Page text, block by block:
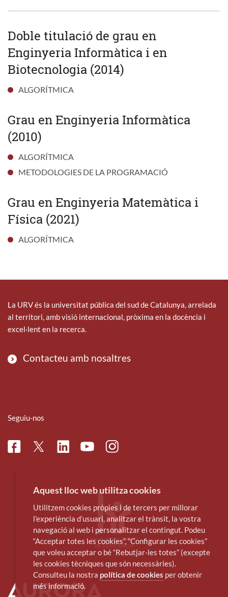
Doble titulació de grau en
Enginyeria Informàtica i en
Biotecnologia (2014)
ALGORÍTMICA
Grau en Enginyeria Informàtica
(2010)
ALGORÍTMICA
METODOLOGIES DE LA PROGRAMACIÓ
Grau en Enginyeria Matemàtica i
Física (2021)
ALGORÍTMICA
La URV és la universitat pública del sud de Catalunya, arrelada
al territori, amb visió internacional, pròxima en la docència i
excel·lent en la recerca.
Contacteu amb nosaltres
Seguiu-nos
FacebookTwitterLinkedinYoutubeInstagram
Aquest lloc web utilitza cookies
Utilitzem cookies pròpies i de tercers per millorar
l’experiència d’usuari, analitzar el trànsit, la vostra
navegació al web i personalitzar el contingut. Podeu
“Acceptar totes les cookies”, “Configurar les cookies”
que voleu acceptar o bé “Rebutjar-les totes” (excepte
les cookies tècniques que són necessàries).
Consulteu la nostra política de cookies per obtenir
més informació.